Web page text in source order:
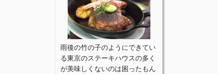
雨後の竹の子のようにできてい
る東京のステーキハウスの多く
が美味しくないのは困ったもん